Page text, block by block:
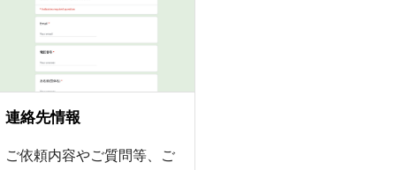
連絡先情報
ご依頼内容やご質問等、ご